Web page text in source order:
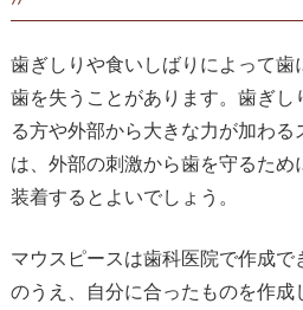
歯ぎしりや食いしばりによって歯
歯を失うことがあります。歯ぎし
る方や外部から大きな力が加わ
は、外部の刺激から歯を守るた
装着するとよいでしょう。
マウスピースは歯科医院で作成
のうえ、自分に合ったものを作成